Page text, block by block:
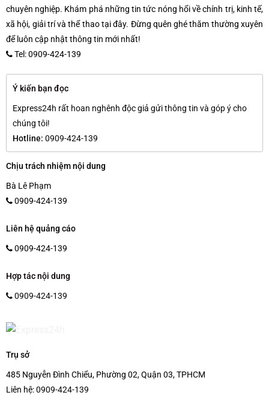
chuyên nghiệp. Khám phá những tin tức nóng hổi về chính trị, kinh tế,
xã hội, giải trí và thể thao tại đây. Đừng quên ghé thăm thường xuyên
để luôn cập nhật thông tin mới nhất!
Tel: 0909-424-139
Ý kiến bạn đọc
Express24h rất hoan nghênh độc giả gửi thông tin và góp ý cho
chúng tôi!
Hotline: 0909-424-139
Chịu trách nhiệm nội dung
Bà Lê Phạm
0909-424-139
Liên hệ quảng cáo
0909-424-139
Hợp tác nội dung
0909-424-139
Trụ sở
485 Nguyễn Đình Chiểu, Phường 02, Quận 03, TPHCM
Liên hệ:0909-424-139